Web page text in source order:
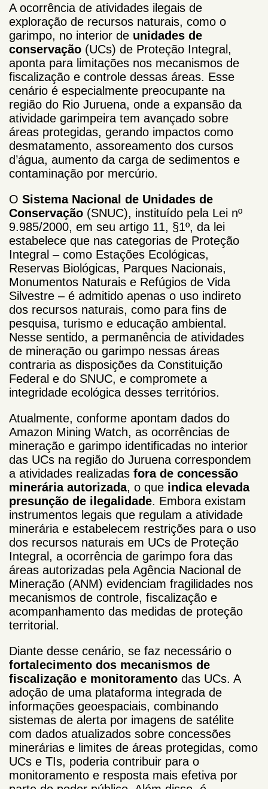
A ocorrência de atividades ilegais de
exploração de recursos naturais, como o
garimpo, no interior de unidades de
conservação (UCs) de Proteção Integral,
aponta para limitações nos mecanismos de
fiscalização e controle dessas áreas. Esse
cenário é especialmente preocupante na
região do Rio Juruena, onde a expansão da
atividade garimpeira tem avançado sobre
áreas protegidas, gerando impactos como
desmatamento, assoreamento dos cursos
d’água, aumento da carga de sedimentos e
contaminação por mercúrio.
O Sistema Nacional de Unidades de
Conservação (SNUC), instituído pela Lei nº
9.985/2000, em seu artigo 11, §1º, da lei
estabelece que nas categorias de Proteção
Integral – como Estações Ecológicas,
Reservas Biológicas, Parques Nacionais,
Monumentos Naturais e Refúgios de Vida
Silvestre – é admitido apenas o uso indireto
dos recursos naturais, como para fins de
pesquisa, turismo e educação ambiental.
Nesse sentido, a permanência de atividades
de mineração ou garimpo nessas áreas
contraria as disposições da Constituição
Federal e do SNUC, e compromete a
integridade ecológica desses territórios.
Atualmente, conforme apontam dados do
Amazon Mining Watch, as ocorrências de
mineração e garimpo identificadas no interior
das UCs na região do Juruena correspondem
a atividades realizadas fora de concessão
minerária autorizada, o que indica elevada
presunção de ilegalidade. Embora existam
instrumentos legais que regulam a atividade
minerária e estabelecem restrições para o uso
dos recursos naturais em UCs de Proteção
Integral, a ocorrência de garimpo fora das
áreas autorizadas pela Agência Nacional de
Mineração (ANM) evidenciam fragilidades nos
mecanismos de controle, fiscalização e
acompanhamento das medidas de proteção
territorial.
Diante desse cenário, se faz necessário o
fortalecimento dos mecanismos de
fiscalização e monitoramento das UCs. A
adoção de uma plataforma integrada de
informações geoespaciais, combinando
sistemas de alerta por imagens de satélite
com dados atualizados sobre concessões
minerárias e limites de áreas protegidas, como
UCs e TIs, poderia contribuir para o
monitoramento e resposta mais efetiva por